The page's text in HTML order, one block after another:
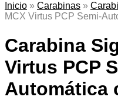
Inicio » Carabinas »
MCX Virtus PCP Semi-
Carabina
Virtus PCP
Automática